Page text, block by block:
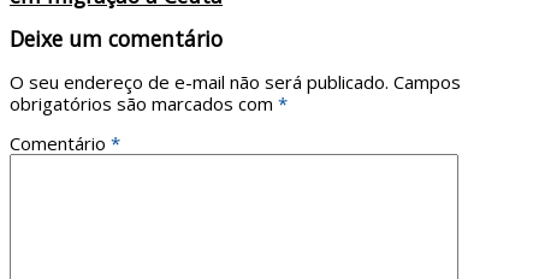
Deixe um comentário
O seu endereço de e-mail não será publicado. Campos
obrigatórios são marcados com *
Comentário *